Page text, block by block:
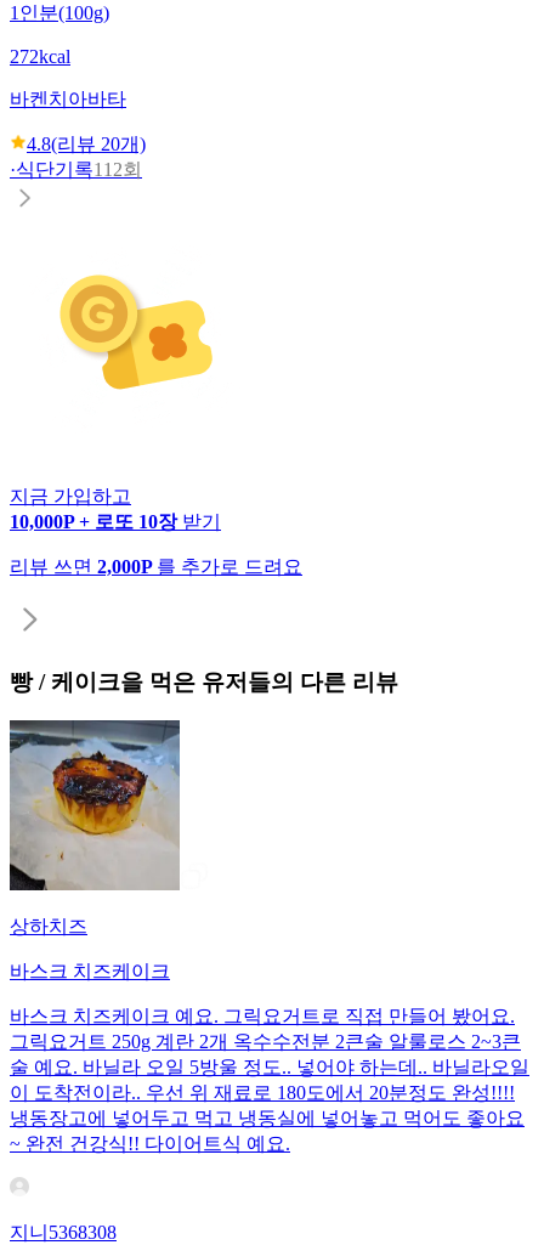
1인분(100g)
272kcal
바켄 치아바타
4.8(리뷰 20개)
·식단기록112회
지금 가입하고
10,000P + 로또 10장 받기
리뷰 쓰면 2,000P 를 추가로 드려요
빵 / 케이크을 먹은 유저들의 다른 리뷰
상하치즈
바스크 치즈케이크
바스크 치즈케이크 예요. 그릭요거트로 직접 만들어 봤어요.
그릭요거트 250g 계란 2개 옥수수전분 2큰술 알룰로스 2~3큰
술 예요. 바닐라 오일 5방울 정도.. 넣어야 하는데.. 바닐라오일
이 도착전이라.. 우선 위 재료로 180도에서 20분정도 완성!!!!
냉동장고에 넣어두고 먹고 냉동실에 넣어놓고 먹어도 좋아요
~ 완전 건강식!! 다이어트식 예요.
지니5368308